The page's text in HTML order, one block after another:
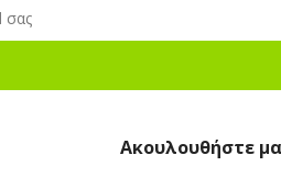
Ακουλουθήστε